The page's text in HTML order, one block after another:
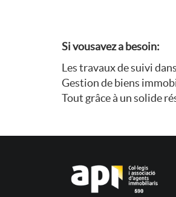
Si vousavez a besoin:
Les travaux de suivi
Gestion de biens
Tout grâce à un solide